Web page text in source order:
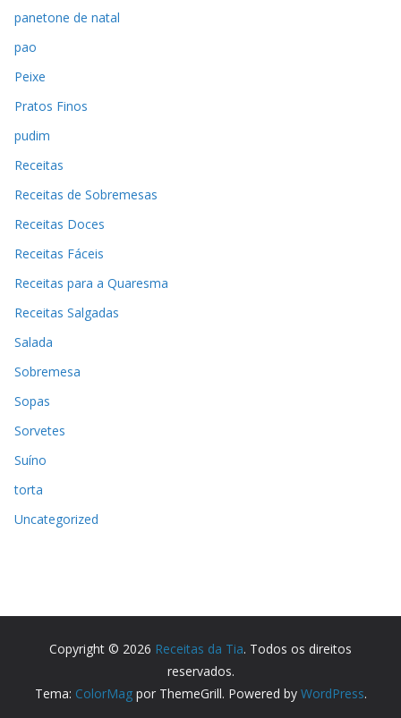
panetone de natal
pao
Peixe
Pratos Finos
pudim
Receitas
Receitas de Sobremesas
Receitas Doces
Receitas Fáceis
Receitas para a Quaresma
Receitas Salgadas
Salada
Sobremesa
Sopas
Sorvetes
Suíno
torta
Uncategorized
Copyright © 2026 Receitas da Tia. Todos os direitos
reservados.
Tema: ColorMagpor ThemeGrill. Powered by WordPress.